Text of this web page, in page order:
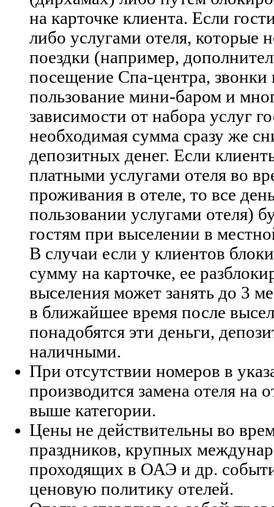
на карточке клиента. Если
либо услугами отеля, которые
поездки (например,
посещение Спа-центра, звонки
пользование мини-баром и
зависимости от набора услуг
необходимая сумма сразу же
депозитных денег. Если
платными услугами отеля во
проживания в отеле, то все
пользовании услугами отеля)
гостям при выселении в
В случаи если у клиентов
сумму на карточке, ее
выселения может занять до 3
в ближайшее время после
понадобятся эти деньги,
наличными.
При отсутствии номеров в
производится замена отеля на
выше категории.
Цены не действительны во
праздников, крупных
проходящих в ОАЭ и др.
ценовую политику отелей.